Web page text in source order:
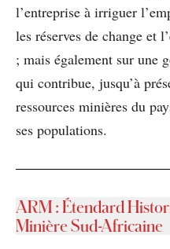
l’entreprise à irriguer
les réserves de change et
; mais également sur une
qui contribue, jusqu’à
ressources minières du
ses populations.
ARM : Étendard
Minière Sud-Africaine